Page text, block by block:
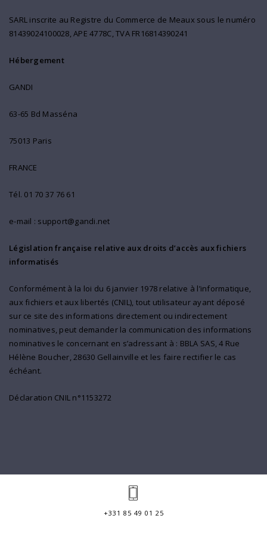
SARL inscrite au Registre du Commerce de Meaux sous le numéro
81439024100028, APE 4778C, TVA FR16814390241
Hébergement
GANDI
63-65 Bd Masséna
75013 Paris
FRANCE
Tél. 01 70 37 76 61
e-mail : support@gandi.net
Législation française relative aux droits d’accès aux fichiers
informatisés
Conformément à la loi du 6 janvier 1978 relative à l’informatique,
aux fichiers et aux libertés (CNIL), tout utilisateur ayant déposé
sur ce site des informations directement ou indirectement
nominatives, peut demander la communication des informations
nominatives le concernant en s’adressant à : BBLA SAS, 4 Rue
Hélène Boucher, 28630 Gellainville et les faire rectifier le cas
échéant.
Déclaration CNIL n°1153272
+331 85 49 01 25